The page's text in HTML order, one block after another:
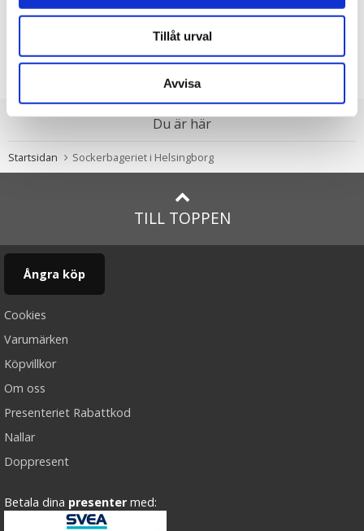
Tillåt urval
Avvisa
Konfektyrfabriken i
KÖP
(100g)
KÖP
Du är här
Startsidan Sockerbageriet i Helsingborg
TILL TOPPEN
Ångra köp
Cookies
Varumärken
Köpvillkor
Om oss
Presenteriet Rabattkod
Nallar
Doppresent
Betala dina presenter med: